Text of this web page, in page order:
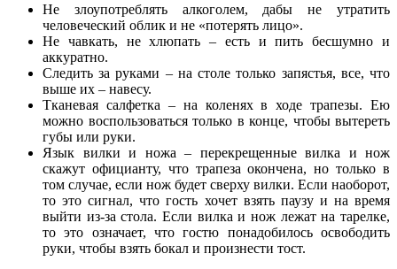
Не злоупотреблять алкоголем, дабы не утратить
человеческий облик и не «потерять лицо».
Не чавкать, не хлюпать – есть и пить бесшумно и
аккуратно.
Следить за руками – на столе только запястья, все, что
выше их – навесу.
Тканевая салфетка – на коленях в ходе трапезы. Ею
можно воспользоваться только в конце, чтобы вытереть
губы или руки.
Язык вилки и ножа – перекрещенные вилка и нож
скажут официанту, что трапеза окончена, но только в
том случае, если нож будет сверху вилки. Если наоборот,
то это сигнал, что гость хочет взять паузу и на время
выйти из-за стола. Если вилка и нож лежат на тарелке,
то это означает, что гостю понадобилось освободить
руки, чтобы взять бокал и произнести тост.